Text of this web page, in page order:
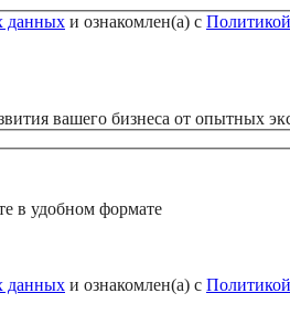
данных и ознакомлен(а) с
вашего бизнеса от опытных
в удобном формате
данных и ознакомлен(а) с